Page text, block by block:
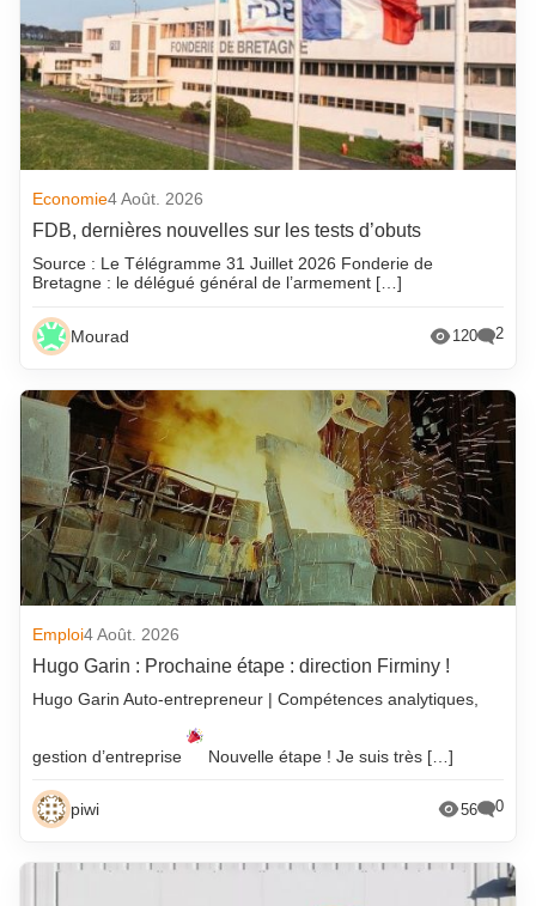
Economie4 Août. 2026
FDB, dernières nouvelles sur les tests d’obuts
Source : Le Télégramme 31 Juillet 2026 Fonderie de
Bretagne : le délégué général de l’armement […]
Mourad 120 2
Emploi4 Août. 2026
Hugo Garin : Prochaine étape : direction Firminy !
Hugo Garin Auto-entrepreneur | Compétences analytiques,
gestion d’entreprise Nouvelle étape ! Je suis très […]
piwi 56 0